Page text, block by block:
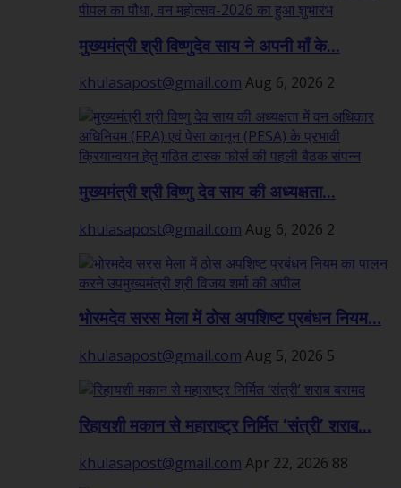
मुख्यमंत्री श्री विष्णुदेव साय ने अपनी माँ के...
khulasapost@gmail.com Aug 6, 2026 2
मुख्यमंत्री श्री विष्णु देव साय की अध्यक्षता...
khulasapost@gmail.com Aug 6, 2026 2
भोरमदेव सरस मेला में ठोस अपशिष्ट प्रबंधन नियम...
khulasapost@gmail.com Aug 5, 2026 5
रिहायशी मकान से महाराष्ट्र निर्मित ‘संत्री’ शराब...
khulasapost@gmail.com Apr 22, 2026 88